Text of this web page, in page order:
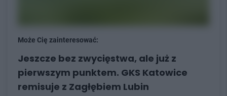
Może Cię zainteresować:
Jeszcze bez zwycięstwa, ale już z
pierwszym punktem. GKS Katowice
remisuje z Zagłębiem Lubin